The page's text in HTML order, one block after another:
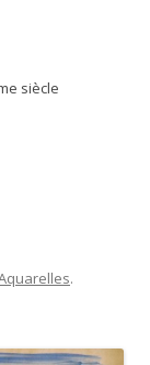
siècle
.